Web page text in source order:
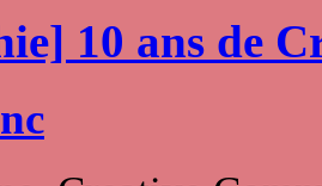
10 ans de